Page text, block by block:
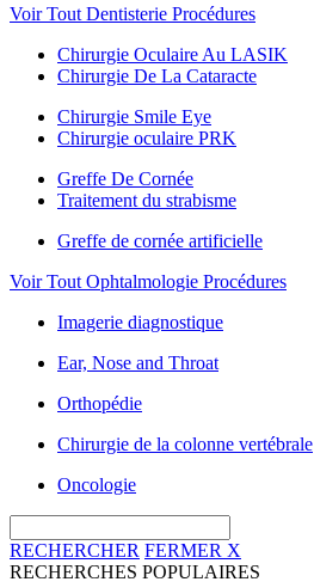
Voir Tout Dentisterie Procédures
Chirurgie Oculaire Au LASIK
Chirurgie De La Cataracte
Chirurgie Smile Eye
Chirurgie oculaire PRK
Greffe De Cornée
Traitement du strabisme
Greffe de cornée artificielle
Voir Tout Ophtalmologie Procédures
Imagerie diagnostique
Ear, Nose and Throat
Orthopédie
Chirurgie de la colonne vertébrale
Oncologie
RECHERCHER FERMER X
RECHERCHES POPULAIRES